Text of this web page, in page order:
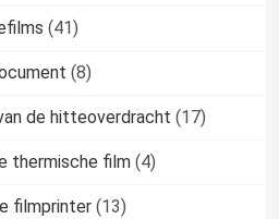
(41)
(8)
de hitteoverdracht (17)
thermische film (4)
filmprinter (13)